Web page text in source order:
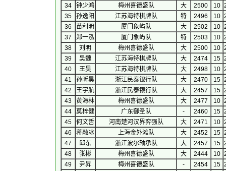
34
钟少鸿 梅州喜德盛队 大 2500 10
35
孙逸阳 江苏海特棋牌队 特 2496 10
36
苗利明 厦门象屿队 大 2502 10
37
郑一泓 厦门象屿队 特 2503 10
38
刘明 梅州喜德盛队 大 2500 10
39
吴魏 江苏海特棋牌队 大 2474 15
40
王昊 江苏海特棋牌队 大 2498 10
41
孙昕昊 浙江民泰银行队 大 2470 15
42
王宇航 浙江民泰银行队 大 2457 15
43
黄海林 梅州喜德盛队 大 2477 10
44
莫梓健 广东御圣队 - 2460 15
45
何文哲 河南楚河汉界弈强队 大 2471 10
46
蒋融冰 上海金外滩队 大 2452 15
47
邱东 浙江波尔轴承队 大 2457 15
48
张彬 梅州喜德盛队 大 2444 10
49
尹昇 梅州喜德盛队 - 2454 15